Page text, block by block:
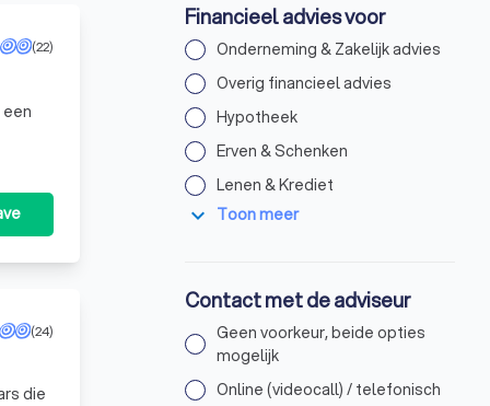
(22)
(24)
die
Financieel advies voor
Onderneming & Zakelijk advies
Overig financieel advies
Hypotheek
Erven & Schenken
Lenen & Krediet
expand_more Toon meer
Contact met de adviseur
Geen voorkeur, beide opties
mogelijk
Online (videocall) / telefonisch